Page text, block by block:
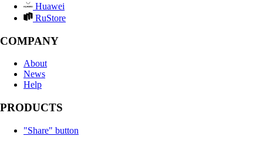
Huawei
RuStore
COMPANY
About
News
Help
PRODUCTS
"Share" button